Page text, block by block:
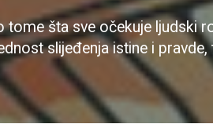
tome šta sve očekuje ljudski
slijeđenja istine i